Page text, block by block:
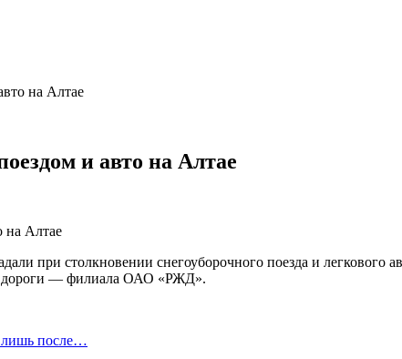
на Алтае
и авто на Алтае
при столкновении снегоуборочного поезда и
дороги — филиала ОАО «РЖД».
лишь после…